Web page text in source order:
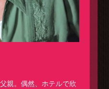
親。偶然、ホテルで欣